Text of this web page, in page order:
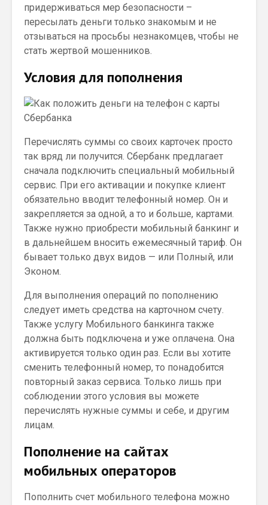
придерживаться мер безопасности –
пересылать деньги только знакомым и не
отзываться на просьбы незнакомцев, чтобы не
стать жертвой мошенников.
Условия для пополнения
Перечислять суммы со своих карточек просто
так вряд ли получится. Сбербанк предлагает
сначала подключить специальный мобильный
сервис. При его активации и покупке клиент
обязательно вводит телефонный номер. Он и
закрепляется за одной, а то и больше, картами.
Также нужно приобрести мобильный банкинг и
в дальнейшем вносить ежемесячный тариф. Он
бывает только двух видов — или Полный, или
Эконом.
Для выполнения операций по пополнению
следует иметь средства на карточном счету.
Также услугу Мобильного банкинга также
должна быть подключена и уже оплачена. Она
активируется только один раз. Если вы хотите
сменить телефонный номер, то понадобится
повторный заказ сервиса. Только лишь при
соблюдении этого условия вы можете
перечислять нужные суммы и себе, и другим
лицам.
Пополнение на сайтах
мобильных операторов
Пополнить счет мобильного телефона можно